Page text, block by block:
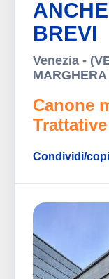
BREVI
Venezia -
MARGHERA
Canone
Condividi/